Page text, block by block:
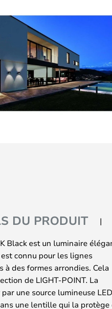
DU PRODUIT
Black est un luminaire
connu pour les lignes
à des formes arrondies. Cela
de LIGHT-POINT. La
une source lumineuse LED
une lentille qui la protège